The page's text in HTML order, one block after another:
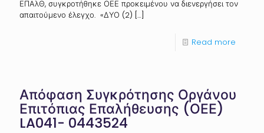
ΕΠΑλΘ, συγκροτήθηκε ΟΕΕ προκειμένου να διενεργήσει τον
απαιτούμενο έλεγχο. «ΔΥΟ (2) […]
Read more
Απόφαση Συγκρότησης Οργάνου
Επιτόπιας Επαλήθευσης (ΟΕΕ)
LA041- 0443524